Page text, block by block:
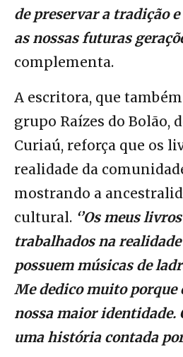
de preservar a tradição
as nossas futuras
complementa.
A escritora, que
grupo Raízes do Bolão,
Curiaú, reforça que os
realidade da
mostrando a
cultural. ‘’Os meus
trabalhados na
possuem músicas de
Me dedico muito porque
nossa maior identidade.
uma história contada por